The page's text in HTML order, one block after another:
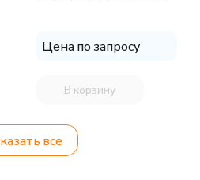
Цена по запросу
В корзину
все